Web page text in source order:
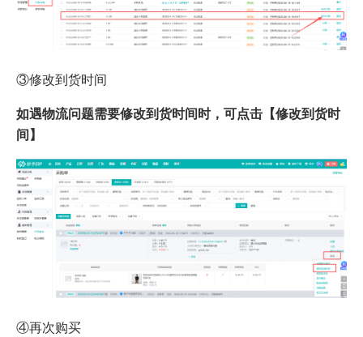
③修改到货时间
如遇物流问题需要修改到货时间时，可点击【修改到货时
间】
④再次购买